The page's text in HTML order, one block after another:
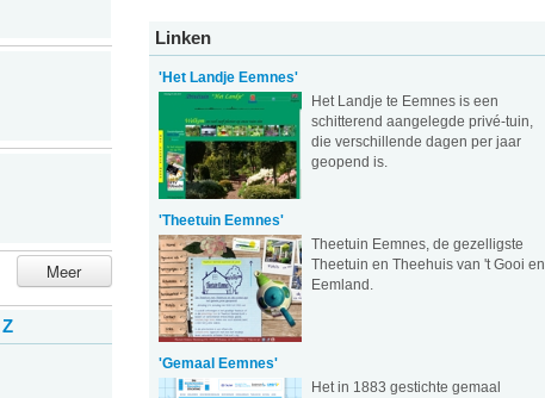
Meer
Z
Linken
'Het Landje Eemnes'
Het Landje te Eemnes is een
schitterend aangelegde privé-tuin,
die verschillende dagen per jaar
geopend is.
'Theetuin Eemnes'
Theetuin Eemnes, de gezelligste
Theetuin en Theehuis van 't Gooi en
Eemland.
'Gemaal Eemnes'
Het in 1883 gestichte gemaal